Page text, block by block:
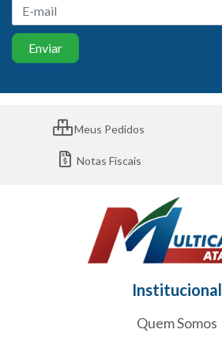
Meus Pedidos
Notas Fiscais
Institucional
Quem Somos